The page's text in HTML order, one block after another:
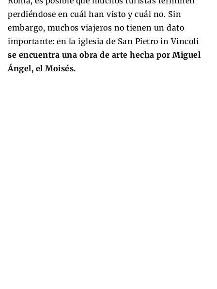
perdiéndose en cuál han visto y cuál no. Sin
embargo, muchos viajeros no tienen un dato
importante: en la iglesia de San Pietro in Vincoli
se encuentra una obra de arte hecha por Miguel
Ángel, el Moisés.